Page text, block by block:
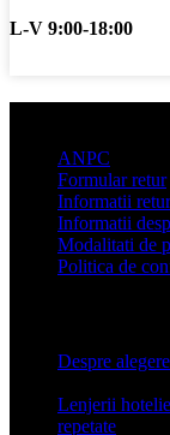
L-V 9:00-18:00
ANPC
Formular retur
Informatii
Informatii
Modalitati de
Politica de
Despre
Lenjerii
repetate